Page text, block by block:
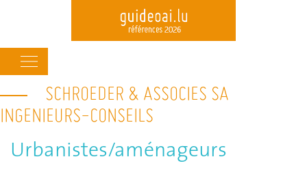
Skip
to
navigation
SCHROEDER & ASSOCIES SA
INGENIEURS-CONSEILS
Urbanistes/aménageurs